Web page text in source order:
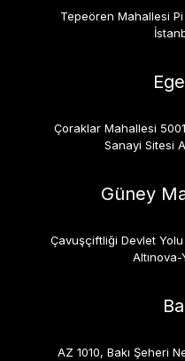
Tepeören Mahallesi
Çoraklar Mahallesi
Sanayi Sitesi
Güney
Çavuşçiftliği Devlet Yolu
AZ 1010, Bakı Şeheri